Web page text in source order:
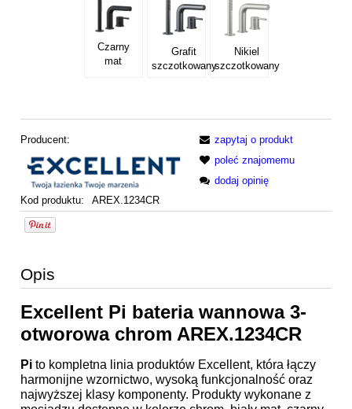
Czarny
mat
Grafit
szczotkowany
Nikiel
szczotkowany
Producent:
Kod produktu: AREX.1234CR
zapytaj o produkt
poleć znajomemu
dodaj opinię
Opis
Excellent Pi bateria wannowa 3-
otworowa chrom AREX.1234CR
Pi to kompletna linia produktów Excellent, która łączy
harmonijne wzornictwo, wysoką funkcjonalność oraz
najwyższej klasy komponenty. Produkty wykonane z